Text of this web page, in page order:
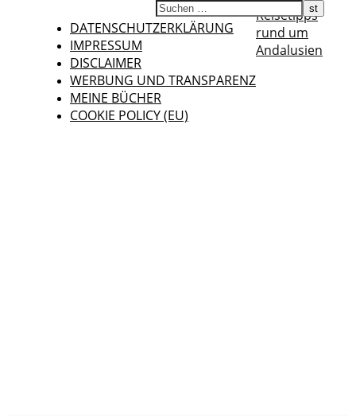
DATENSCHUTZERKLÄRUNG
IMPRESSUM
DISCLAIMER
WERBUNG UND TRANSPARENZ
MEINE BÜCHER
COOKIE POLICY (EU)
Reisetipps
rund um
Andalusien